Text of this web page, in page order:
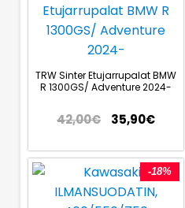
TRW Sinter Etujarrupalat BMW
R 1300GS/ Adventure 2024-
42,00€ 35,90€
-18%